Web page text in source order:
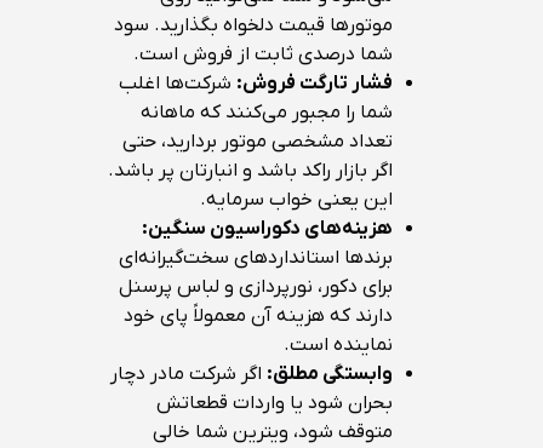
موتورها قیمت دلخواه بگذارید. سود
شما درصدی ثابت از فروش است.
فشار تارگت فروش: شرکت‌ها اغلب
شما را مجبور می‌کنند که ماهانه
تعداد مشخصی موتور بردارید، حتی
اگر بازار راکد باشد و انبارتان پر باشد.
این یعنی خواب سرمایه.
هزینه‌های دکوراسیون سنگین:
برندها استانداردهای سخت‌گیرانه‌ای
برای دکور، نورپردازی و لباس پرسنل
دارند که هزینه آن معمولاً پای خود
نماینده است.
وابستگی مطلق: اگر شرکت مادر دچار
بحران شود یا واردات قطعاتش
متوقف شود، ویترین شما خالی